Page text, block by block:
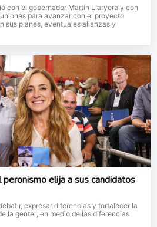
con el gobernador Martín Llaryora y con
para avanzar con el proyecto
sus planes, eventuales alianzas y
elija a sus candidatos
expresar diferencias y fortalecer la
la gente", en medio de las diferencias